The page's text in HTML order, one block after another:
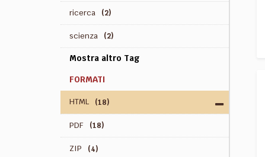
ricerca (2)
scienza (2)
Mostra altro Tag
FORMATI
HTML (18)
PDF (18)
ZIP (4)